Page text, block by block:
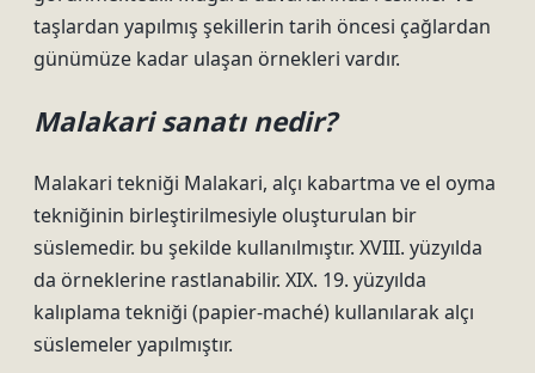
taşlardan yapılmış şekillerin tarih öncesi çağlardan
günümüze kadar ulaşan örnekleri vardır.
Malakari sanatı nedir?
Malakari tekniği Malakari, alçı kabartma ve el oyma
tekniğinin birleştirilmesiyle oluşturulan bir
süslemedir. bu şekilde kullanılmıştır. XVIII. yüzyılda
da örneklerine rastlanabilir. XIX. 19. yüzyılda
kalıplama tekniği (papier-maché) kullanılarak alçı
süslemeler yapılmıştır.